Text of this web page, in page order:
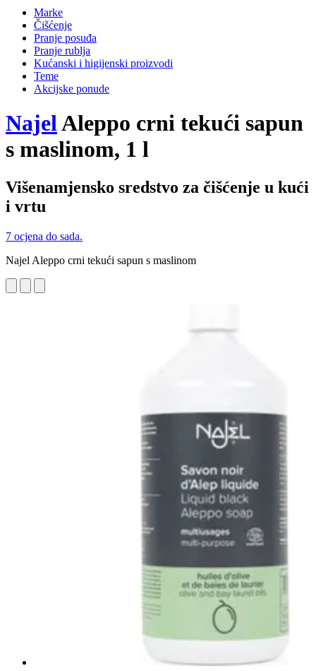
Marke
Čišćenje
Pranje posuđa
Pranje rublja
Kućanski i higijenski proizvodi
Teme
Akcijske ponude
NajelAleppo crni tekući sapun
s maslinom, 1 l
Višenamjensko sredstvo za čišćenje u kući
i vrtu
7 ocjena do sada.
Najel Aleppo crni tekući sapun s maslinom